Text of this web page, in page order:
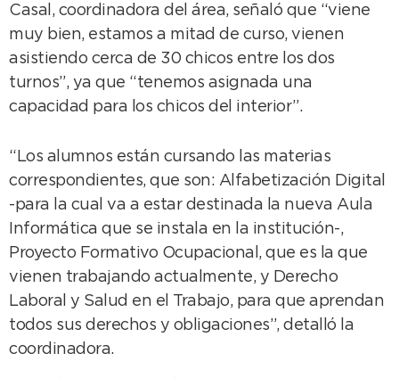
Casal, coordinadora del área, señaló que “viene
muy bien, estamos a mitad de curso, vienen
asistiendo cerca de 30 chicos entre los dos
turnos”, ya que “tenemos asignada una
capacidad para los chicos del interior”.
“Los alumnos están cursando las materias
correspondientes, que son: Alfabetización Digital
-para la cual va a estar destinada la nueva Aula
Informática que se instala en la institución-,
Proyecto Formativo Ocupacional, que es la que
vienen trabajando actualmente, y Derecho
Laboral y Salud en el Trabajo, para que aprendan
todos sus derechos y obligaciones”, detalló la
coordinadora.